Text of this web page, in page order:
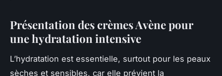
Présentation des crèmes Avène pour
une hydratation intensive
L’hydratation est essentielle, surtout pour les peaux
sèches et sensibles, car elle prévient la